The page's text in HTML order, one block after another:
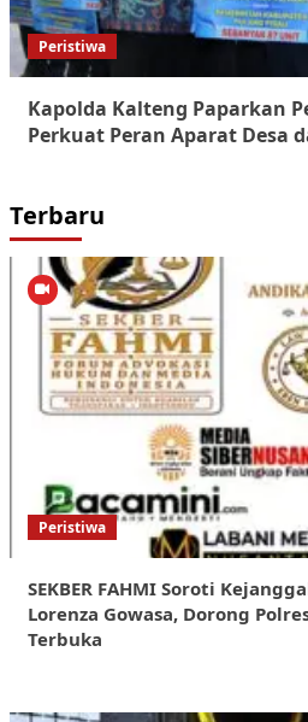
Peristiwa
Kapolda Kalteng Paparkan
Perkuat Peran Aparat Desa
Terbaru
Peristiwa
SEKBER FAHMI Soroti
Lorenza Gowasa, Dorong
Terbuka